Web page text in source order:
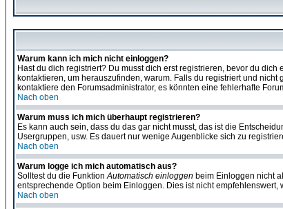
Warum kann ich mich nicht einloggen?
Hast du dich registriert? Du musst dich erst registrieren, bevor du
kontaktieren, um herauszufinden, warum. Falls du registriert und
kontaktiere den Forumsadministrator, es könnten eine fehlerhafte
Nach oben
Warum muss ich mich überhaupt registrieren?
Es kann auch sein, dass du das gar nicht musst, das ist die
Usergruppen, usw. Es dauert nur wenige Augenblicke sich zu
Nach oben
Warum logge ich mich automatisch aus?
Solltest du die FunktionAutomatisch einloggen beim Einloggen nicht
entsprechende Option beim Einloggen. Dies ist nicht
Nach oben